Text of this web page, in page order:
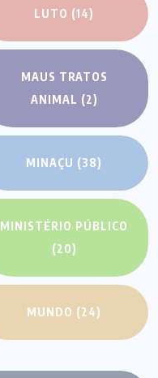
LUTO (14)
MAUS TRATOS
ANIMAL (2)
MINAÇU (38)
MINISTÉRIO PÚBLICO
(20)
MUNDO (24)